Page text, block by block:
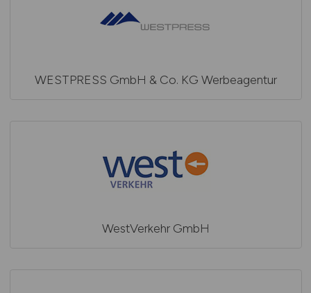
WESTPRESS GmbH & Co. KG Werbeagentur
WestVerkehr GmbH